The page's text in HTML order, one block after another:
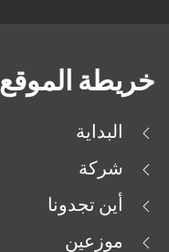
خريطة الموقع
البداية
شركة
أين تجدونا
موزعين